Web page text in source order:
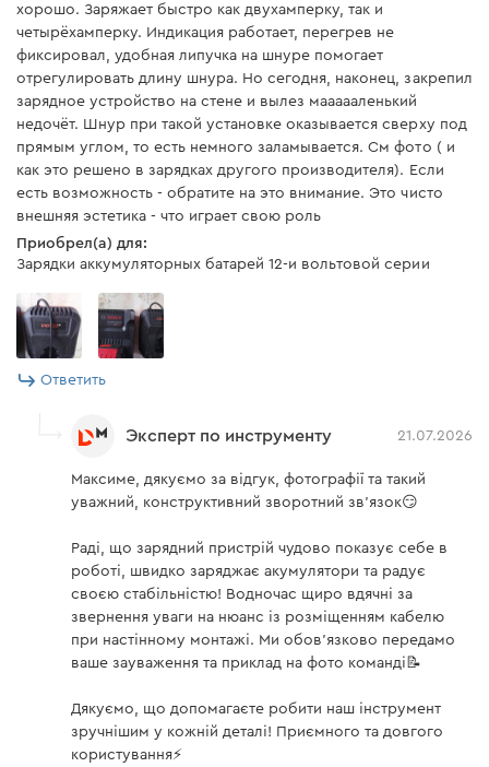
Дніпро-М АДЛ-1220ПЗ
Дніпро-М АДЛ-1225ПЗ
Dnipro-M CD-121Q
Dnipro-M CD-121QL
Dnipro-M CD-122QS
Dnipro-M CD-123QS
Не совместимые устройства
Батарея не совместима с моделями:
Dnipro-M CD-120HQ
Зарядное устройство Dnipro-M FC-
Зарядное устройство FC-124 предназначено для
быстрой зарядки аккумуляторной батареи, позволяя
сделать цикл использования аккумуляторного
быстрая зарядка благодаря силе тока 4 А;
наличие функции CC/CV;
M BP-125 4 Ач"
Скачать инструкцию к "Зарядное устройство Dnipro-M
FC-124"
хорошо. Заряжает быстро как двухамперку, так и
четырёхамперку. Индикация работает, перегрев не
фиксировал, удобная липучка на шнуре помогает
отрегулировать длину шнура. Но сегодня, наконец, закрепил
зарядное устройство на стене и вылез маааааленький
недочёт. Шнур при такой установке оказывается сверху под
прямым углом, то есть немного заламывается. См фото ( и
как это решено в зарядках другого производителя). Если
есть возможность - обратите на это внимание. Это чисто
внешняя эстетика - что играет свою роль
Приобрел(а) для:
Зарядки аккумуляторных батарей 12-и вольтовой серии
Ответить
Эксперт по инструменту 21.07.2026
Максиме, дякуємо за відгук, фотографії та такий
уважний, конструктивний зворотний зв'язок😏
Раді, що зарядний пристрій чудово показує себе в
роботі, швидко заряджає акумулятори та радує
своєю стабільністю! Водночас щиро вдячні за
звернення уваги на нюанс із розміщенням кабелю
при настінному монтажі. Ми обов'язково передамо
ваше зауваження та приклад на фото команді📝
Дякуємо, що допомагаєте робити наш інструмент
зручнішим у кожній деталі! Приємного та довгого
користування⚡